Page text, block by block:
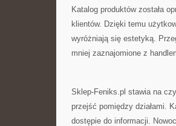
Katalog produktów została
klientów. Dzięki temu
wyróżniają się estetyką.
mniej zaznajomione z
Sklep-Feniks.pl stawia na
przejść pomiędzy działami.
dostępie do informacji.